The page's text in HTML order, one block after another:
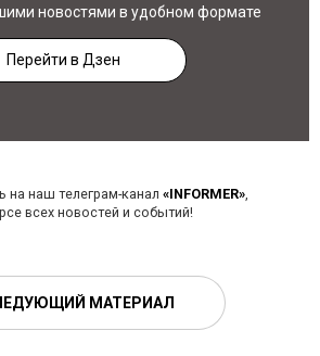
новостями в удобном формате
Перейти в Дзен
на наш телеграм-канал «INFORMER»,
всех новостей и событий!
МАТЕРИАЛ